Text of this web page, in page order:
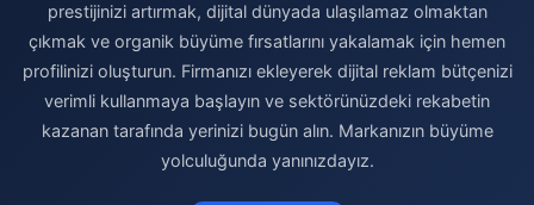
prestijinizi artırmak, dijital dünyada ulaşılamaz olmaktan
çıkmak ve organik büyüme fırsatlarını yakalamak için hemen
profilinizi oluşturun. Firmanızı ekleyerek dijital reklam bütçenizi
verimli kullanmaya başlayın ve sektörünüzdeki rekabetin
kazanan tarafında yerinizi bugün alın. Markanızın büyüme
yolculuğunda yanınızdayız.